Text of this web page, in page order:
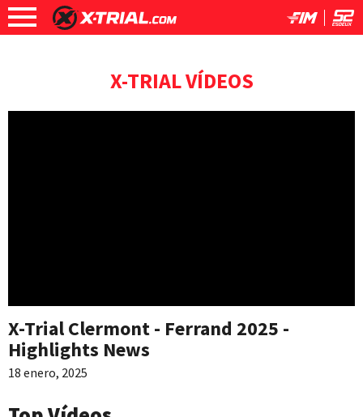
X-TRIAL VÍDEOS
X-Trial Clermont - Ferrand 2025 -
Highlights News
18 enero, 2025